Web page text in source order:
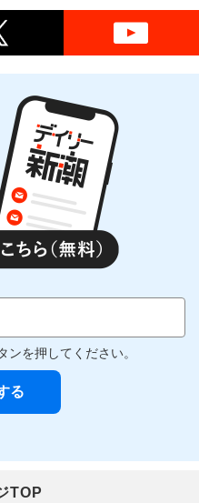
ンを押してください。
TOP